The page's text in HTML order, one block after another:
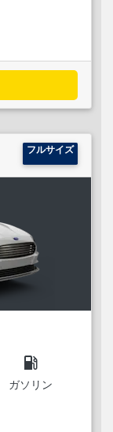
フルサイズ
local_gas_station
ガソリン